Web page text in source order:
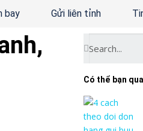
bay Gửi liên tỉnh
Có thể bạn